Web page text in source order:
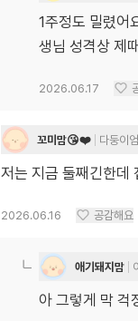
1주정도 밀렸어
생님 성격상 제
2026.06.17
꼬미맘😘❤️ 다둥이
저는 지금 둘째긴한데
2026.06.16 공감해요
애기돼지맘
아 그렇게 막 걱